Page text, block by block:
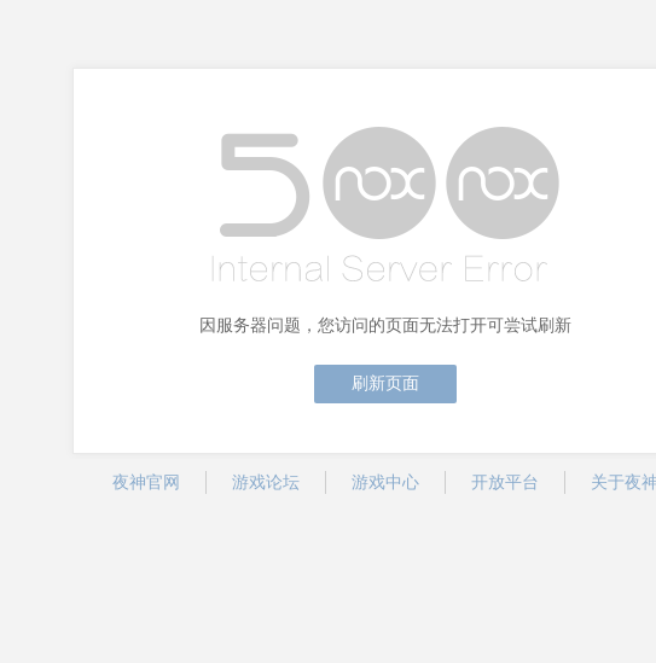
因服务器问题，您访问的页面无法打开可尝试刷新
刷新页面
夜神官网 游戏论坛 游戏中心 开放平台 关于夜